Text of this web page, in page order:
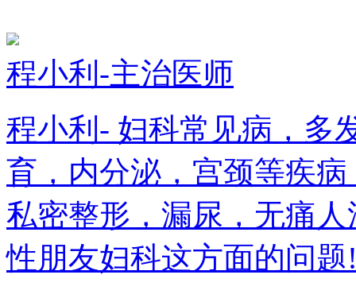
程小利-主治医师
程小利- 妇科常见病，多
育，内分泌，宫颈等疾
私密整形，漏尿，无痛
性朋友妇科这方面的问